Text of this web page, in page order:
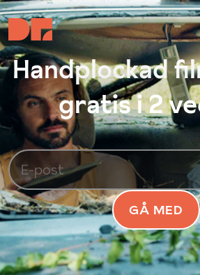
Handplockad
gratis i 2
GÅ MED